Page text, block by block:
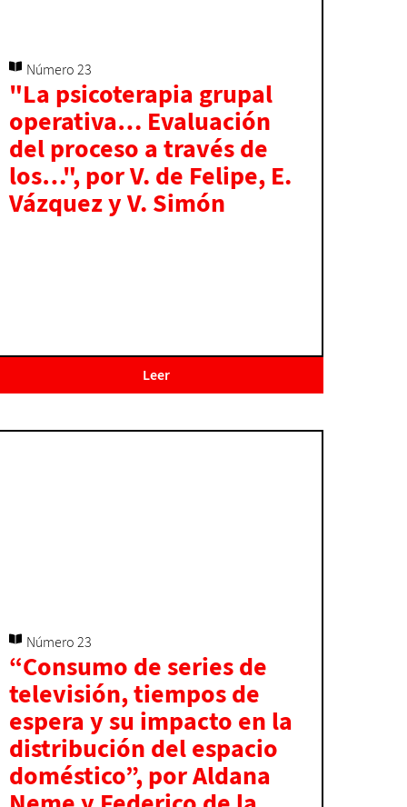
Número 23
"La psicoterapia grupal
operativa… Evaluación
del proceso a través de
los…", por V. de Felipe, E.
Vázquez y V. Simón
Leer
Número 23
“Consumo de series de
televisión, tiempos de
espera y su impacto en la
distribución del espacio
doméstico”, por Aldana